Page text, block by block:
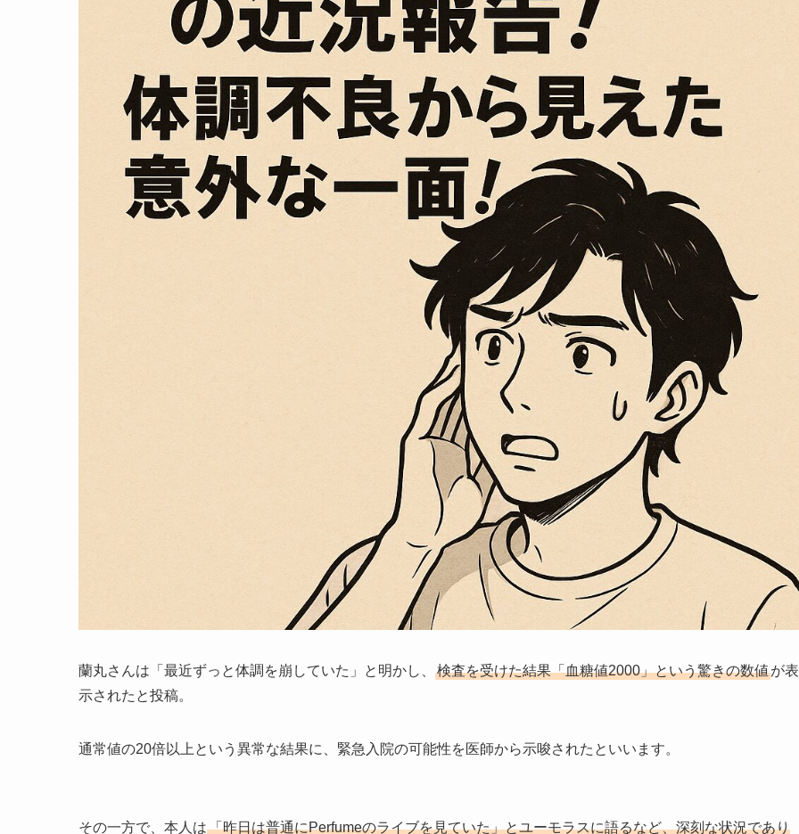
蘭丸さんは「最近ずっと体調を崩していた」と明かし、 検査を受けた結果「血糖値2000」という驚きの数値が表
示されたと投稿。
通常値の20倍以上という異常な結果に、緊急入院の可能性を医師から示唆されたといいます。
その一方で、本人は「昨日は普通にPerfumeのライブを見ていた」とユーモラスに語るなど、深刻な状況であり